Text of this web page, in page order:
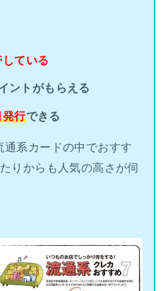
ている
ントがもらえる
発行できる
系カードの中でおすす
りからも人気の高さが伺